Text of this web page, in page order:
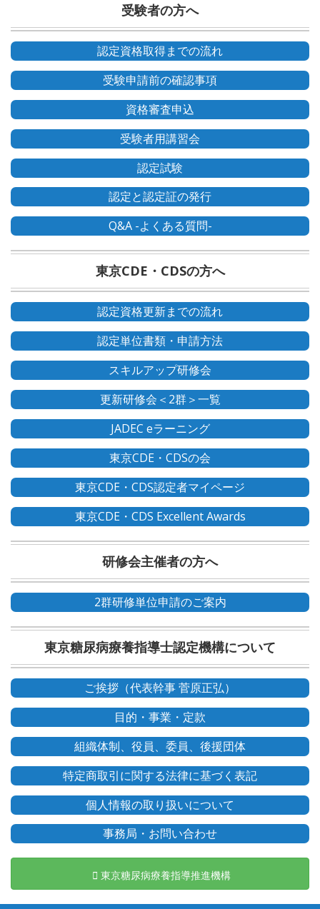
受験者の方へ
認定資格取得までの流れ
受験申請前の確認事項
資格審査申込
受験者用講習会
認定試験
認定と認定証の発行
Q&A -よくある質問-
東京CDE・CDSの方へ
認定資格更新までの流れ
認定単位書類・申請方法
スキルアップ研修会
更新研修会＜2群＞一覧
JADEC eラーニング
東京CDE・CDSの会
東京CDE・CDS認定者マイページ
東京CDE・CDS Excellent Awards
研修会主催者の方へ
2群研修単位申請のご案内
東京糖尿病療養指導士認定機構について
ご挨拶（代表幹事 菅原正弘）
目的・事業・定款
組織体制、役員、委員、後援団体
特定商取引に関する法律に基づく表記
個人情報の取り扱いについて
事務局・お問い合わせ
東京糖尿病療養指導推進機構